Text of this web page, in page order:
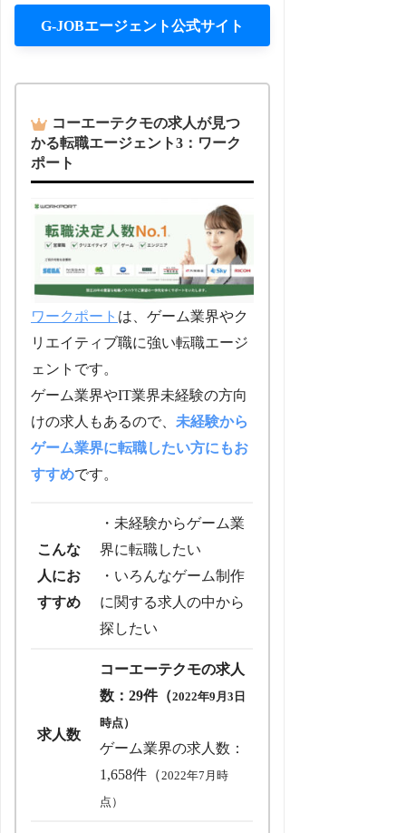
G-JOBエージェント公式サイト
コーエーテクモの求人が見つ
かる転職エージェント3：ワーク
ポート
ワークポート は、ゲーム業界やク
リエイティブ職に強い転職エージ
ェントです。
ゲーム業界やIT業界未経験の方向
けの求人もあるので、 未経験から
ゲーム業界に転職したい方にもお
すすめです。
こんな
人にお
すすめ
・未経験からゲーム業
界に転職したい
・いろんなゲーム制作
に関する求人の中から
探したい
求人数
コーエーテクモの求人
数：29件（2022年9月3日
時点）
ゲーム業界の求人数：
1,658件（2022年7月時
点）